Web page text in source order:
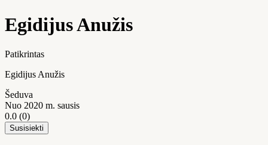
Egidijus Anužis
Patikrintas
Egidijus Anužis
Šeduva
Nuo 2020 m. sausis
0.0 (0)
Susisiekti